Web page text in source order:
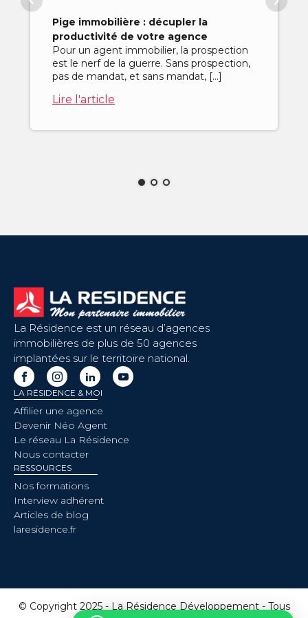
Pige immobilière : décupler la
productivité de votre agence
Pour un agent immobilier, la prospection
est le nerf de la guerre. Sans prospection,
pas de mandat, et sans mandat, […]
Lire l'article
La Résidence est un réseau d’agences
immobilières de plus de 50 agences
implantées sur le territoire national.
LA RÉSIDENCE & MOI
Affilier une agence
Devenir Néo Agent
Le réseau La Résidence
Nous contacter
RESSOURCES
Nos formations
Interview adhérent
Articles de blog
laresidence.fr
© Copyright 2025 - La Résidence Développement - Tous